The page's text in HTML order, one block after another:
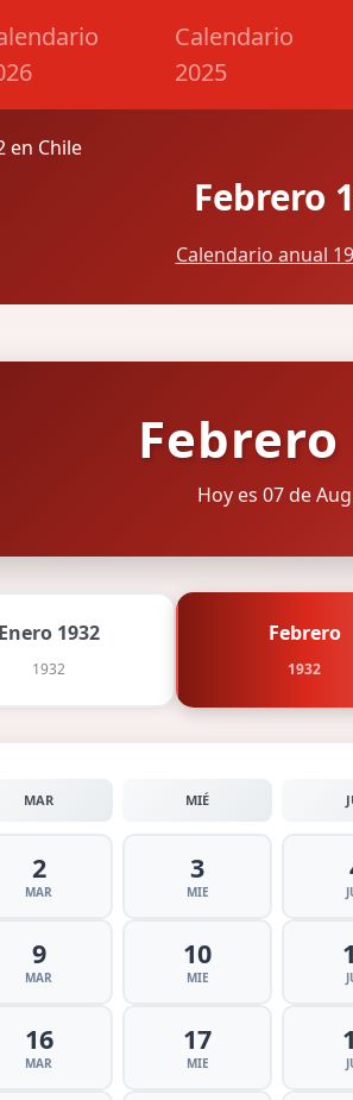
Calendario
2025
en Chile
Febrero
Calendario anual
Febrero
Hoy es 07 de
Enero 1932
1932
Febrero
1932
MAR MIÉ
2
MAR
3
MIE
9
MAR
10
MIE
16
MAR
17
MIE